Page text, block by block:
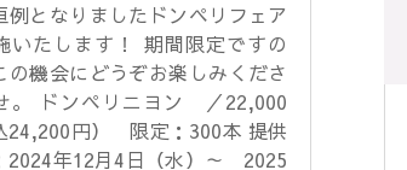
例となりましたドンペリフェア
いたします！ 期間限定ですの
の機会にどうぞお楽しみくださ
。 ドンペリニヨン ／22,000
24,200円） 限定：300本 提供
2024年12月4日（水）～ 2025